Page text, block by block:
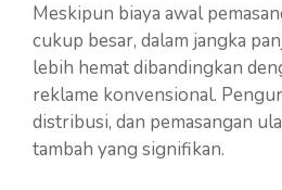
Meskipun biaya awal
cukup besar, dalam jangka
lebih hemat dibandingkan
reklame konvensional.
distribusi, dan pemasangan
tambah yang signifikan.